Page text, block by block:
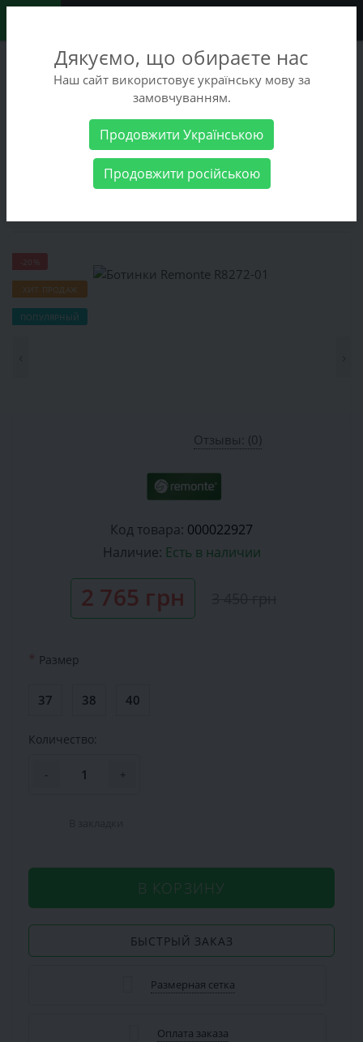
+38 (068) 486-90-09
+38 (093) 486-90-09
Женские товары Женская обувь Ботинки
-20%
ХИТ ПРОДАЖ
ПОПУЛЯРНЫЙ
Отзывы: (0)
Код товара: 000022927
Наличие: Есть в наличии
2 765 грн
* Размер
37 38 40
Количество:
- +
В КОРЗИНУ
БЫСТРЫЙ ЗАКАЗ
Размерная сетка
Оплата заказа
Дякуємо, що обираєте нас
Наш сайт використовує українську мову за
замовчуванням.
Продовжити Українською
Продовжити російською